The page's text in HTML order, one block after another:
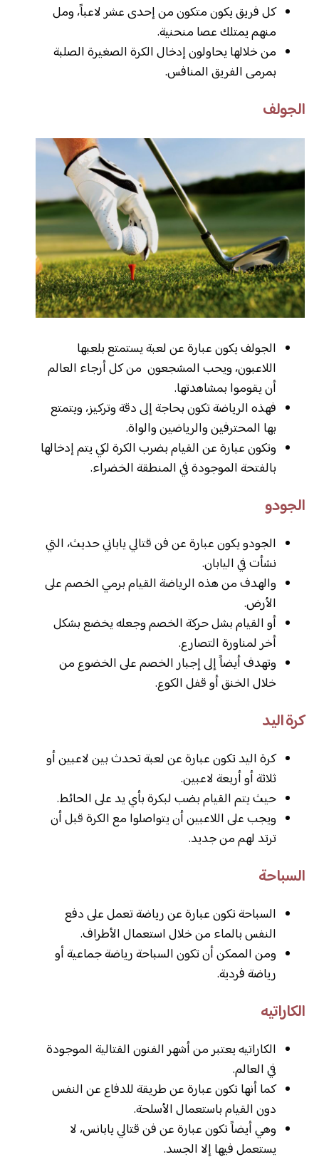
كل فريق يكون متكون من إحدى عشر لاعباً، ومل
منهم يمتلك عصا منحنية.
من خلالها يحاولون إدخال الكرة الصغيرة الصلبة
بمرمى الفريق المنافس.
الجولف
الجولف يكون عبارة عن لعبة يستمتع بلعبها
اللاعبون، ويحب المشجعون من كل أرجاء العالم
أن يقوموا بمشاهدتها.
فهذه الرياضة تكون بحاجة إلى دقة وتركيز، ويتمتع
بها المحترفين والرياضين والواة.
وتكون عبارة عن القيام بضرب الكرة لكي يتم إدخالها
بالفتحة الموجودة في المنطقة الخضراء.
الجودو
الجودو يكون عبارة عن فن قتالي ياباني حديث، التي
نشأت في اليابان.
والهدف من هذه الرياضة القيام برمي الخصم على
الأرض.
أو القيام بشل حركة الخصم وجعله يخضع بشكل
أخر لمناورة التصارع.
وتهدف أيضاً إلى إجبار الخصم على الخضوع من
خلال الخنق أو قفل الكوع.
كرة اليد
كرة اليد تكون عبارة عن لعبة تحدث بين لاعبين أو
ثلاثة أو أربعة لاعبين.
حيث يتم القيام بضب لبكرة بأي يد على الحائط.
ويجب على اللاعبين أن يتواصلوا مع الكرة قبل أن
ترتد لهم من جديد.
السباحة
السباحة تكون عبارة عن رياضة تعمل على دفع
النفس بالماء من خلال استعمال الأطراف.
ومن الممكن أن تكون السباحة رياضة جماعية أو
رياضة فردية.
الكاراتيه
الكاراتيه يعتبر من أشهر الفنون القتالية الموجودة
في العالم.
كما أنها تكون عبارة عن طريقة للدفاع عن النفس
دون القيام باستعمال الأسلحة.
وهي أيضاً تكون عبارة عن فن قتالي يابانس، لا
يستعمل فيها إلا الجسد.